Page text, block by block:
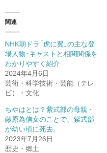
関連
NHK朝ドラ｢虎に翼｣の主な登
場人物･キャストと相関関係を
わかりやすく紹介
2024年4月6日
芸術・科学技術・芸能（テレ
ビ）・文化
ちやはとは？紫式部の母親・
藤原為信女のことで、紫式部
が幼い頃に死去。
2023年7月26日
歴史・郷土